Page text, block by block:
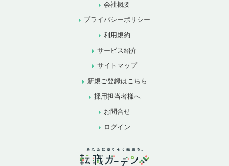
会社概要
プライバシーポリシー
利用規約
サービス紹介
サイトマップ
新規ご登録はこちら
採用担当者様へ
お問合せ
ログイン